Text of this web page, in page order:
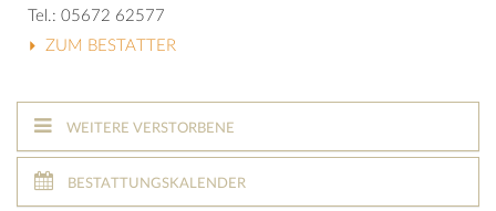
Tel.: 05672 62577
ZUM BESTATTER
WEITERE VERSTORBENE
BESTATTUNGSKALENDER